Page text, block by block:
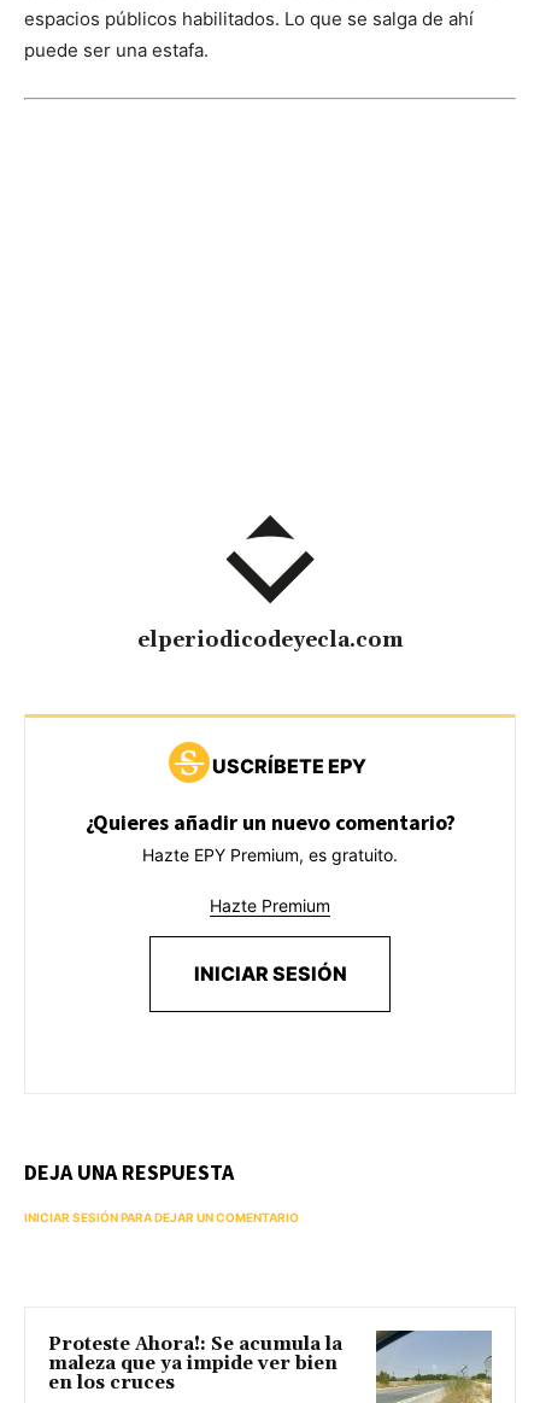
espacios públicos habilitados. Lo que se salga de ahí
puede ser una estafa.
elperiodicodeyecla.com
USCRÍBETE EPY
¿Quieres añadir un nuevo comentario?
Hazte EPY Premium, es gratuito.
Hazte Premium
INICIAR SESIÓN
DEJA UNA RESPUESTA
INICIAR SESIÓN PARA DEJAR UN COMENTARIO
Proteste Ahora!: Se acumula la
maleza que ya impide ver bien
en los cruces